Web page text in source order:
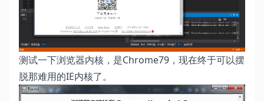
测试一下浏览器内核，是Chrome79，现在终于可以摆
脱那难用的IE内核了。